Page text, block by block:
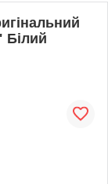
Білий